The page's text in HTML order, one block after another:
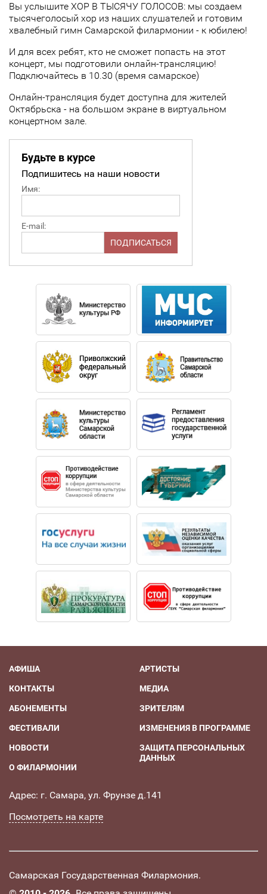
Вы услышите ХОР В ТЫСЯЧУ ГОЛОСОВ: мы создаем
тысячеголосый хор из наших слушателей и готовим
хвалебный гимн Самарской филармонии - к юбилею!
И для всех ребят, кто не сможет попасть на этот
концерт, мы подготовили онлайн-трансляцию!
Подключайтесь в 10.30 (время самарское)
Онлайн-трансляция будет доступна для жителей
Октябрьска - на большом экране в виртуальном
концертном зале.
Будьте в курсе
Подпишитесь на наши новости
Имя:
E-mail:
АФИША
КОНТАКТЫ
АБОНЕМЕНТЫ
ФЕСТИВАЛИ
НОВОСТИ
О ФИЛАРМОНИИ
АРТИСТЫ
МЕДИА
ЗРИТЕЛЯМ
ИЗМЕНЕНИЯ В ПРОГРАММЕ
ЗАЩИТА ПЕРСОНАЛЬНЫХ
ДАННЫХ
Адрес: г. Самара, ул. Фрунзе д.141
Посмотреть на карте
Самарская Государственная Филармония.